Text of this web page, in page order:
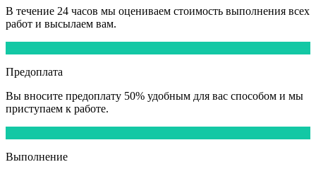
В течение 24 часов мы оцениваем стоимость выполнения всех
работ и высылаем вам.
Предоплата
Вы вносите предоплату 50% удобным для вас способом и мы
приступаем к работе.
Выполнение